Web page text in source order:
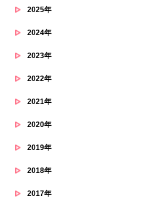
2025年
2024年
2023年
2022年
2021年
2020年
2019年
2018年
2017年